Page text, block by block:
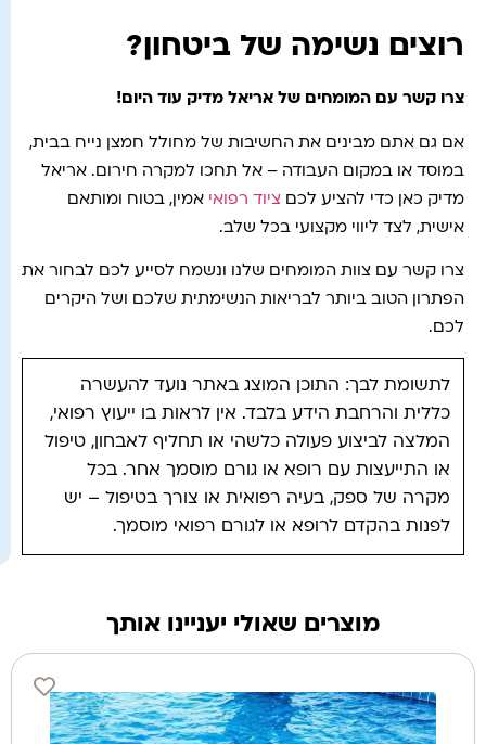
רוצים נשימה של ביטחון?
צרו קשר עם המומחים של אריאל מדיק עוד היום!
אם גם אתם מבינים את החשיבות של מחולל חמצן נייח בבית,
במוסד או במקום העבודה – אל תחכו למקרה חירום. אריאל
מדיק כאן כדי להציע לכם ציוד רפואי אמין, בטוח ומותאם
אישית, לצד ליווי מקצועי בכל שלב.
צרו קשר עם צוות המומחים שלנו ונשמח לסייע לכם לבחור את
הפתרון הטוב ביותר לבריאות הנשימתית שלכם ושל היקרים
לכם.
לתשומת לבך: התוכן המוצג באתר נועד להעשרה
כללית והרחבת הידע בלבד. אין לראות בו ייעוץ רפואי,
המלצה לביצוע פעולה כלשהי או תחליף לאבחון, טיפול
או התייעצות עם רופא או גורם מוסמך אחר. בכל
מקרה של ספק, בעיה רפואית או צורך בטיפול – יש
לפנות בהקדם לרופא או לגורם רפואי מוסמך.
מוצרים שאולי יעניינו אותך